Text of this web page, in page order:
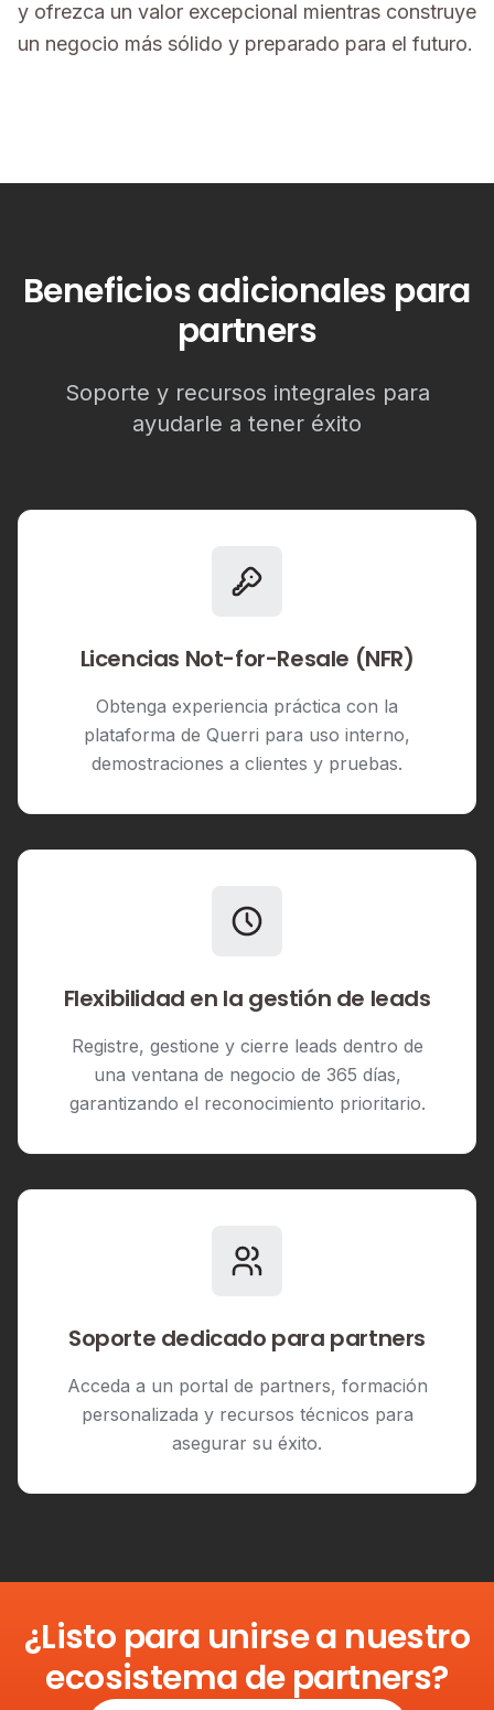
y ofrezca un valor excepcional mientras construye
un negocio más sólido y preparado para el futuro.
Beneficios adicionales para
partners
Soporte y recursos integrales para
ayudarle a tener éxito
Licencias Not-for-Resale (NFR)
Obtenga experiencia práctica con la
plataforma de Querri para uso interno,
demostraciones a clientes y pruebas.
Flexibilidad en la gestión de leads
Registre, gestione y cierre leads dentro de
una ventana de negocio de 365 días,
garantizando el reconocimiento prioritario.
Soporte dedicado para partners
Acceda a un portal de partners, formación
personalizada y recursos técnicos para
asegurar su éxito.
¿Listo para unirse a nuestro
ecosistema de partners?